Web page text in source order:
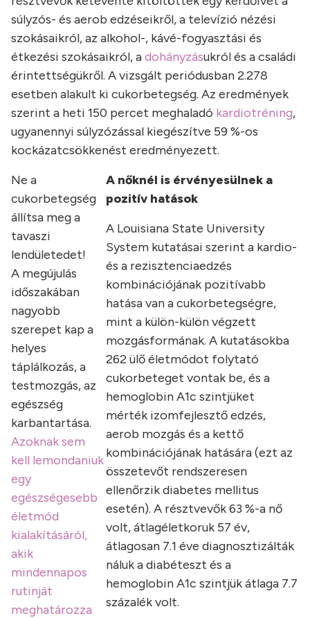
súlyzós- és aerob edzéseikről, a televízió nézési
szokásaikról, az alkohol-, kávé-fogyasztási és
étkezési szokásaikról, adohányzásukról és a családi
érintettségükről. A vizsgált periódusban 2.278
esetben alakult ki cukorbetegség. Az eredmények
szerint a heti 150 percet meghaladó kardiotréning,
ugyanennyi súlyzózással kiegészítve 59 %-os
kockázatcsökkenést eredményezett.
Ne a
cukorbetegség
állítsa meg a
tavaszi
lendületedet!
A megújulás
időszakában
nagyobb
szerepet kap a
helyes
táplálkozás, a
testmozgás, az
egészség
karbantartása.
Azoknak sem
kell lemondaniuk
egy
egészségesebb
életmód
kialakításáról,
akik
mindennapos
rutinját
meghatározza
A nőknél is érvényesülnek a
pozitív hatások
A Louisiana State University
System kutatásai szerint a kardio-
és a rezisztenciaedzés
kombinációjának pozitívabb
hatása van a cukorbetegségre,
mint a külön-külön végzett
mozgásformának. A kutatásokba
262 ülő életmódot folytató
cukorbeteget vontak be, és a
hemoglobin A1c szintjüket
mérték izomfejlesztő edzés,
aerob mozgás és a kettő
kombinációjának hatására (ezt az
összetevőt rendszeresen
ellenőrzik diabetes mellitus
esetén). A résztvevők 63 %-a nő
volt, átlagéletkoruk 57 év,
átlagosan 7.1 éve diagnosztizálták
náluk a diabéteszt és a
hemoglobin A1c szintjük átlaga 7.7
százalék volt.